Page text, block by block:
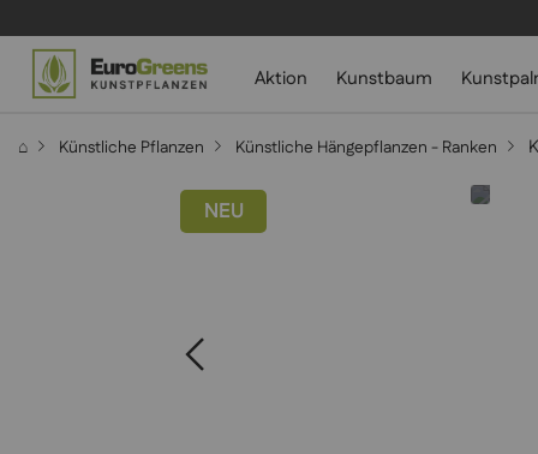
Aktion Kunstbaum
⌂ Künstliche Pflanzen Künstliche Hängepflanzen - Ranken
NEU